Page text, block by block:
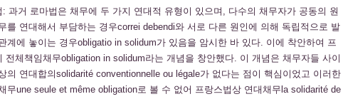
과거 로마법은 채무에 두 가지 연대적 유형이 있으며, 다수의 채무자가 공동의 원
를 연대해서 부담하는 경우correi debendi와 서로 다른 원인에 의해 독립적으로 발
계에 놓이는 경우obligatio in solidum가 있음을 암시한 바 있다. 이에 착안하여 프
전체책임채무obligation in solidum라는 개념을 창안했다. 이 개념은 채무자들 사이
의 연대합의solidarité conventionnelle ou légale가 없다는 점이 핵심이었고 이러한
무une seule et même obligation로 볼 수 없어 프랑스법상 연대채무la solidarité de